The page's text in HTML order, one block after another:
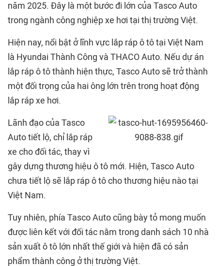
năm 2025. Đây là một bước đi lớn của Tasco Auto
trong ngành công nghiệp xe hơi tại thị trường Việt.
Hiện nay, nổi bật ở lĩnh vực lắp ráp ô tô tại Việt Nam
là Hyundai Thành Công và THACO Auto. Nếu dự án
lắp ráp ô tô thành hiện thực, Tasco Auto sẽ trở thành
một đối trọng của hai ông lớn trên trong hoạt động
lắp ráp xe hơi.
Lãnh đạo của Tasco
Auto tiết lộ, chỉ lắp ráp
xe cho đối tác, thay vì
gây dựng thương hiệu ô tô mới. Hiện, Tasco Auto
chưa tiết lộ sẽ lắp ráp ô tô cho thương hiệu nào tại
Việt Nam.
Tuy nhiên, phía Tasco Auto cũng bày tỏ mong muốn
được liên kết với đối tác nằm trong danh sách 10 nhà
sản xuất ô tô lớn nhất thế giới và hiện đã có sản
phẩm thành công ở thị trường Việt.